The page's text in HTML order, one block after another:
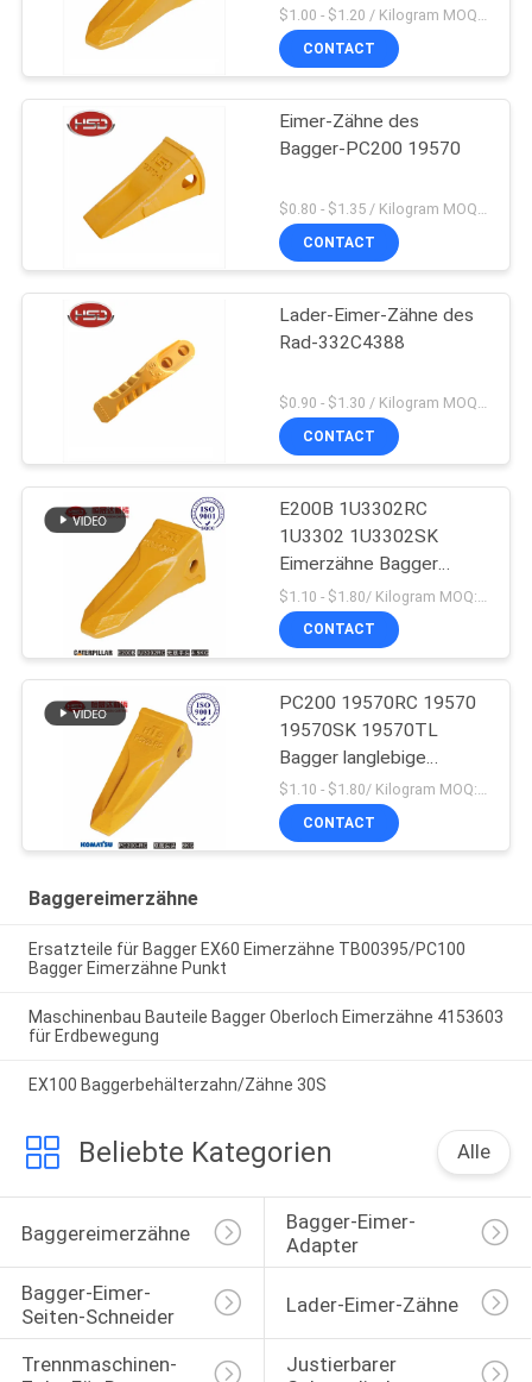
$1.00 - $1.20 / Kilogram MOQ:100 Kilogramm/Kilogramm
CONTACT
Eimer-Zähne des
Bagger-PC200 19570
CONTACT
Lader-Eimer-Zähne des
Rad-332C4388
CONTACT
E200B 1U3302RC
1U3302 1U3302SK
Eimerzähne Bagger
Massenproduktion
CONTACT
PC200 19570RC 19570
19570SK 19570TL
Bagger langlebige
Eimerzähne für Komatsu$1.10 - $1.80/ Kilogram MOQ:100 Kilogramm/Kilogramm
CONTACT
Baggereimerzähne
Ersatzteile für Bagger EX60 Eimerzähne TB00395/PC100
Bagger Eimerzähne Punkt
Maschinenbau Bauteile Bagger Oberloch Eimerzähne 4153603
für Erdbewegung
EX100 Baggerbehälterzahn/Zähne 30S
Beliebte Kategorien Alle
Baggereimerzähne
Bagger-Eimer-
Adapter
Bagger-Eimer-
Seiten-Schneider
Lader-Eimer-Zähne
Trennmaschinen-
Justierbarer